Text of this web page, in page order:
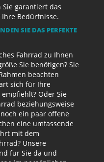
garantiert das
Bedürfnisse.
SIE DAS PERFEKTE
Fahrrad zu Ihnen
Sie benötigen? Sie
beachten
sich für Ihre
Oder Sie
beziehungsweise
ein paar offene
eine umfassende
mit dem
Unsere
für Sie da und